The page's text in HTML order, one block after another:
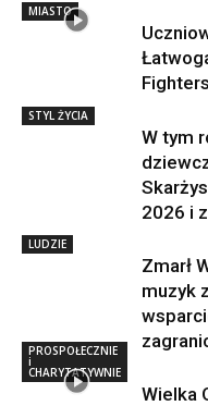
MIASTO
STYL ŻYCIA
W tym
2026 i
LUDZIE
Zmarł
muzyk
PROSPOŁECZNIE
i
CHARYTATYWNIE
Wielka